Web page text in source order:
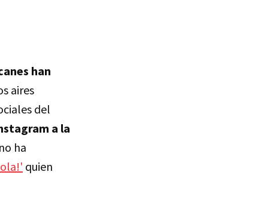
han
aires
del
a la
ha
quien